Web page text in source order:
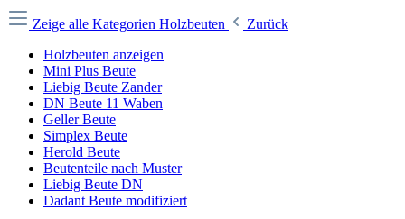
Zeige alle Kategorien Holzbeuten
Zurück
Holzbeuten anzeigen
Mini Plus Beute
Liebig Beute Zander
DN Beute 11 Waben
Geller Beute
Simplex Beute
Herold Beute
Beutenteile nach Muster
Liebig Beute DN
Dadant Beute modifiziert